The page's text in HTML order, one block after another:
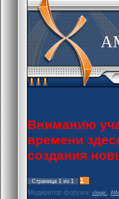
Вниманию
времени
создания
Страница 1 из 1
1
Модератор форума: slogic